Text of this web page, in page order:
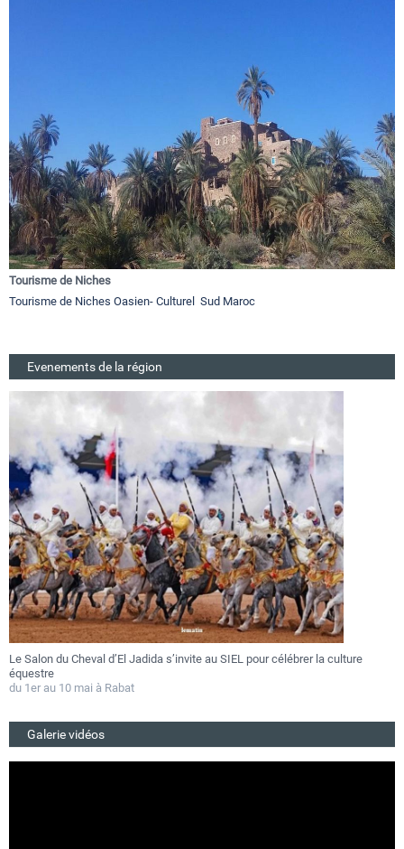
Tourisme de Niches
Tourisme de Niches Oasien- Culturel Sud Maroc
Evenements de la région
Le Salon du Cheval d’El Jadida s’invite au SIEL pour célébrer la culture
équestre
du 1er au 10 mai à Rabat
Galerie vidéos